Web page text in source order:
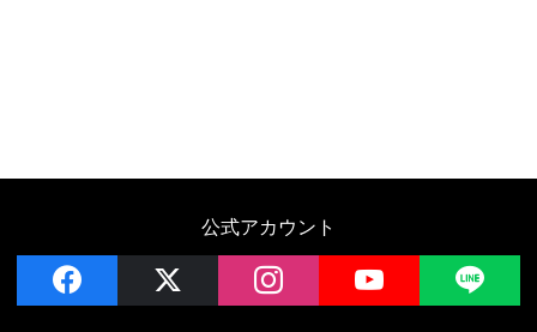
公式アカウント
facebook instagram YouTube